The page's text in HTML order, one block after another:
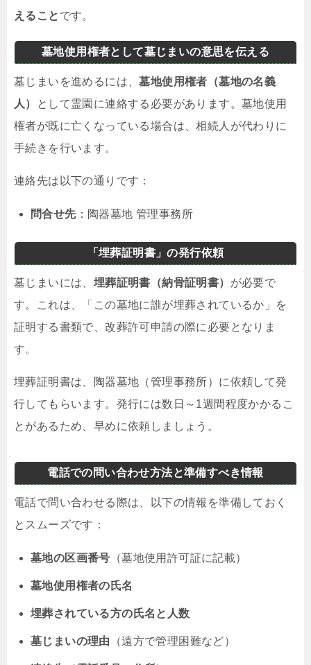
えること です。
墓地使用権者として墓じまいの意思を伝える
墓じまいを進めるには、墓地使用権者（墓地の名義
人）
として霊園に連絡する必要があります。墓地使用
権者が既に亡くなっている場合は、相続人が代わりに
手続きを行います。
連絡先は以下の通りです：
問合せ先：陶器墓地 管理事務所
「埋葬証明書」の発行依頼
墓じまいには、 埋葬証明書（納骨証明書） が必要で
す。これは、「この墓地に誰が埋葬されているか」を
証明する書類で、改葬許可申請の際に必要となりま
す。
埋葬証明書は、陶器墓地（管理事務所）に依頼して発
行してもらいます。発行には数日～1週間程度かかるこ
とがあるため、早めに依頼しましょう。
電話での問い合わせ方法と準備すべき情報
電話で問い合わせる際は、以下の情報を準備しておく
とスムーズです：
墓地の区画番号 （墓地使用許可証に記載）
墓地使用権者の氏名
埋葬されている方の氏名と人数
墓じまいの理由 （遠方で管理困難など）